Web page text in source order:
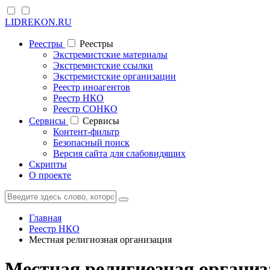
LIDREKON.RU
Реестры
Реестры
Экстремистские материалы
Экстремистские ссылки
Экстремистские организации
Реестр иноагентов
Реестр НКО
Реестр СОНКО
Cервисы
Cервисы
Контент-фильтр
Безопасный поиск
Версия сайта для слабовидящих
Скрипты
О проекте
Главная
Реестр НКО
Местная религиозная организация